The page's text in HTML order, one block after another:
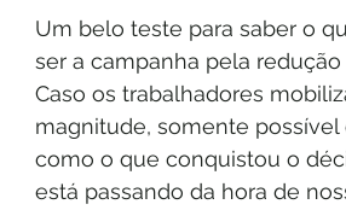
Um belo teste para saber o
ser a campanha pela
Caso os trabalhadores
magnitude, somente
como o que conquistou o
está passando da hora de